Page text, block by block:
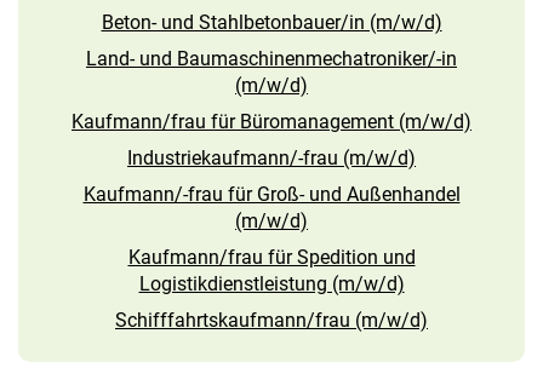
Beton- und Stahlbetonbauer/in (m/w/d)
Land- und Baumaschinenmechatroniker/-in
(m/w/d)
Kaufmann/frau für Büromanagement (m/w/d)
Industriekaufmann/-frau (m/w/d)
Kaufmann/-frau für Groß- und Außenhandel
(m/w/d)
Kaufmann/frau für Spedition und
Logistikdienstleistung (m/w/d)
Schifffahrtskaufmann/frau (m/w/d)